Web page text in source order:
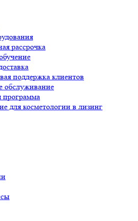
рассрочка
поддержка клиентов
обслуживание
программа
для косметологии в лизинг